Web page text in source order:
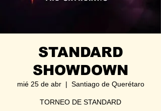
STANDARD
SHOWDOWN
mié 25 de abr
  |
Santiago de Querétaro
TORNEO DE STANDARD